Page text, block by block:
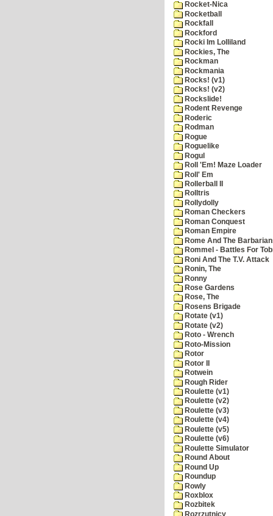
Rocket-Nica
Rocketball
Rockfall
Rockford
Rocki Im Lolliland
Rockies, The
Rockman
Rockmania
Rocks! (v1)
Rocks! (v2)
Rockslide!
Rodent Revenge
Roderic
Rodman
Rogue
Roguelike
Rogul
Roll 'Em! Maze Loader
Roll' Em
Rollerball II
Rolltris
Rollydolly
Roman Checkers
Roman Conquest
Roman Empire
Rome And The
Rommel - Battles For
Roni And The T.V. Attack
Ronin, The
Ronny
Rose Gardens
Rose, The
Rosens Brigade
Rotate (v1)
Rotate (v2)
Roto - Wrench
Roto-Mission
Rotor
Rotor II
Rotwein
Rough Rider
Roulette (v1)
Roulette (v2)
Roulette (v3)
Roulette (v4)
Roulette (v5)
Roulette (v6)
Roulette Simulator
Round About
Round Up
Roundup
Rowly
Roxblox
Rozbitek
Rozrzutnicy